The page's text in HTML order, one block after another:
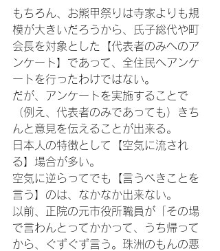
もちろん、お熊甲祭りは寺家よりも規
模が大きいだろうから、氏子総代や町
会長を対象とした【代表者のみへのア
ンケート】であって、全住民へアンケ
ートを行ったわけではない。
だが、アンケートを実施することで
（例え、代表者のみであっても）きち
んと意見を伝えることが出来る。
日本人の特徴として【空気に流され
る】場合が多い。
空気に逆らってでも【言うべきことを
言う】のは、なかなか出来ない。
以前、正院の元市役所職員が「その場
で言わんとってかかって、うち帰って
から、ぐずぐず言う。珠洲のもんの悪